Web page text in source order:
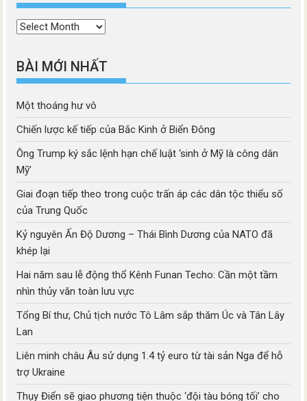
Thời
BÀI MỚI NHẤT
Một thoáng hư vô
Chiến lược kế tiếp của Bắc Kinh ở Biển Đông
Ông Trump ký sắc lệnh hạn chế luật ‘sinh ở Mỹ là công dân
Mỹ’
Giai đoạn tiếp theo trong cuộc trấn áp các dân tộc thiểu số
của Trung Quốc
Kỷ nguyên Ấn Độ Dương – Thái Bình Dương của NATO đã
khép lại
Hai năm sau lễ động thổ Kênh Funan Techo: Cần một tầm
nhìn thủy văn toàn lưu vực
Tổng Bí thư, Chủ tịch nước Tô Lâm sắp thăm Úc và Tân Lây
Lan
Liên minh châu Âu sử dụng 1.4 tỷ euro từ tài sản Nga để hỗ
trợ Ukraine
Thụy Điển sẽ giao phương tiện thuộc ‘đội tàu bóng tối’ cho